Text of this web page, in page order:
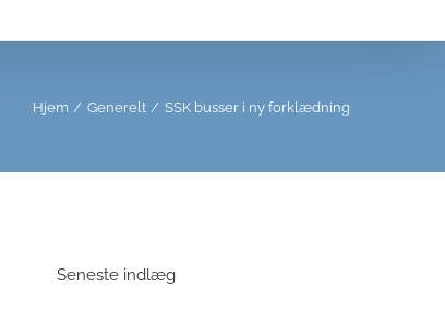
Hjem Generelt SSK busser i ny forklædning
Seneste indlæg